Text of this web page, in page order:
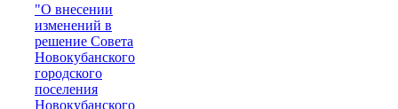
"О внесении
изменений в
решение Совета
Новокубанского
городского
поселения
Новокубанского